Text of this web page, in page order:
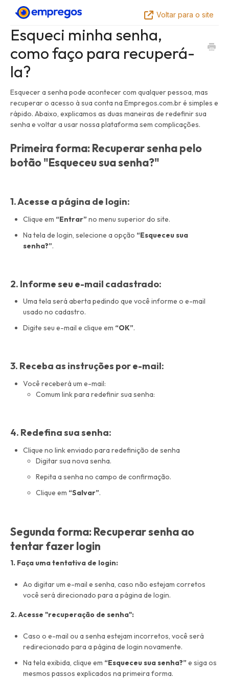
Voltar para o site
Esqueci minha senha,
como faço para recuperá-
la?
Esquecer a senha pode acontecer com qualquer pessoa, mas
recuperar o acesso à sua conta na Empregos.com.br é simples e
rápido. Abaixo, explicamos as duas maneiras de redefinir sua
senha e voltar a usar nossa plataforma sem complicações.
Primeira forma: Recuperar senha pelo
botão "Esqueceu sua senha?"
1. Acesse a página de login:
Clique em “Entrar” no menu superior do site.
Na tela de login, selecione a opção “Esqueceu sua
senha?”.
2. Informe seu e-mail cadastrado:
Uma tela será aberta pedindo que você informe o e-mail
usado no cadastro.
Digite seu e-mail e clique em “OK”.
3. Receba as instruções por e-mail:
Você receberá um e-mail:
Comum link para redefinir sua senha:
4. Redefina sua senha:
Clique no link enviado para redefinição de senha
Digitar sua nova senha.
Repita a senha no campo de confirmação.
Clique em “Salvar”.
Segunda forma: Recuperar senha ao
tentar fazer login
1. Faça uma tentativa de login:
Ao digitar um e-mail e senha, caso não estejam corretos
você será direcionado para a página de login.
2. Acesse "recuperação de senha":
Caso o e-mail ou a senha estejam incorretos, você será
redirecionado para a página de login novamente.
Na tela exibida, clique em “Esqueceu sua senha?” e siga os
mesmos passos explicados na primeira forma.